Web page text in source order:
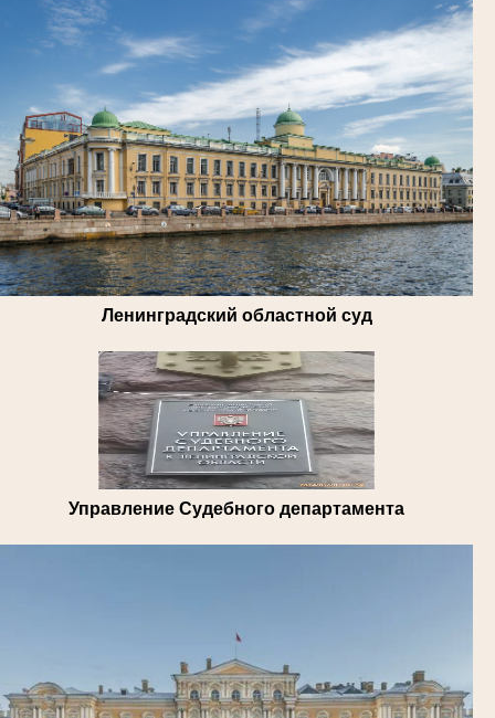
Ленинградский областной суд
Управление Судебного департамента